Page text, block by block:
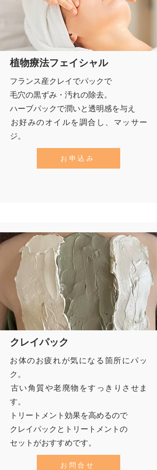
植物療法フェイシャル
フランス産クレイでパックで
毛穴の黒ずみ・汚れの除去。
ハーブパックで潤いと透明感を与え
​お好みのオイルを調合し、マッサー
ジ。
お申込み
クレイパック
お体のお疲れが気になる箇所にパッ
ク。
​古い角質や老廃物をすっきりさせま
す。
トリートメント効果を高めるので
クレイパックとトリートメントの
​セットがおすすめです。
お問合せ